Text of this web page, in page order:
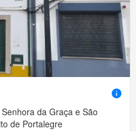
da Graça e São
de Portalegre